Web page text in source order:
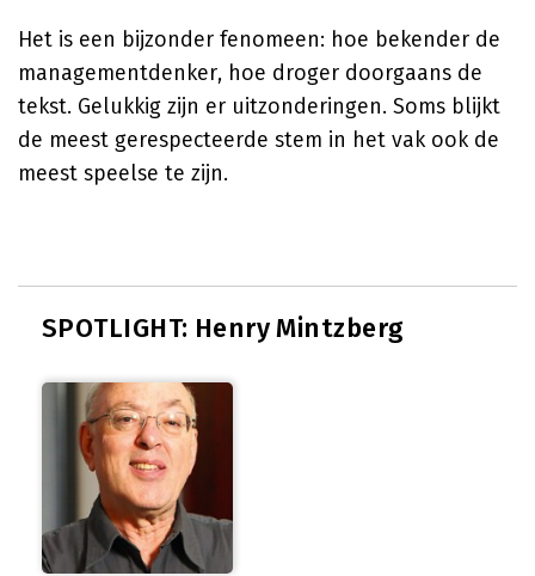
Het is een bijzonder fenomeen: hoe bekender de
managementdenker, hoe droger doorgaans de
tekst. Gelukkig zijn er uitzonderingen. Soms blijkt
de meest gerespecteerde stem in het vak ook de
meest speelse te zijn.
SPOTLIGHT: Henry Mintzberg